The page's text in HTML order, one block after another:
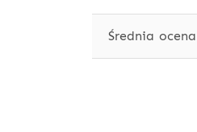
Średnia ocena